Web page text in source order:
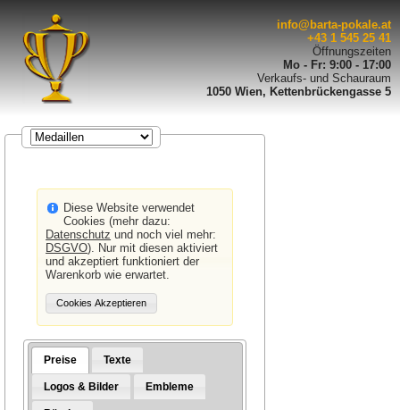
info@barta-pokale.at
+43 1 545 25 41
Öffnungszeiten
Mo - Fr: 9:00 - 17:00
Verkaufs- und Schauraum
1050 Wien, Kettenbrückengasse 5
Diese Website verwendet
Cookies (mehr dazu:
Datenschutz und noch viel mehr:
DSGVO). Nur mit diesen aktiviert
und akzeptiert funktioniert der
Warenkorb wie erwartet.
Preise Texte
Logos & Bilder Embleme